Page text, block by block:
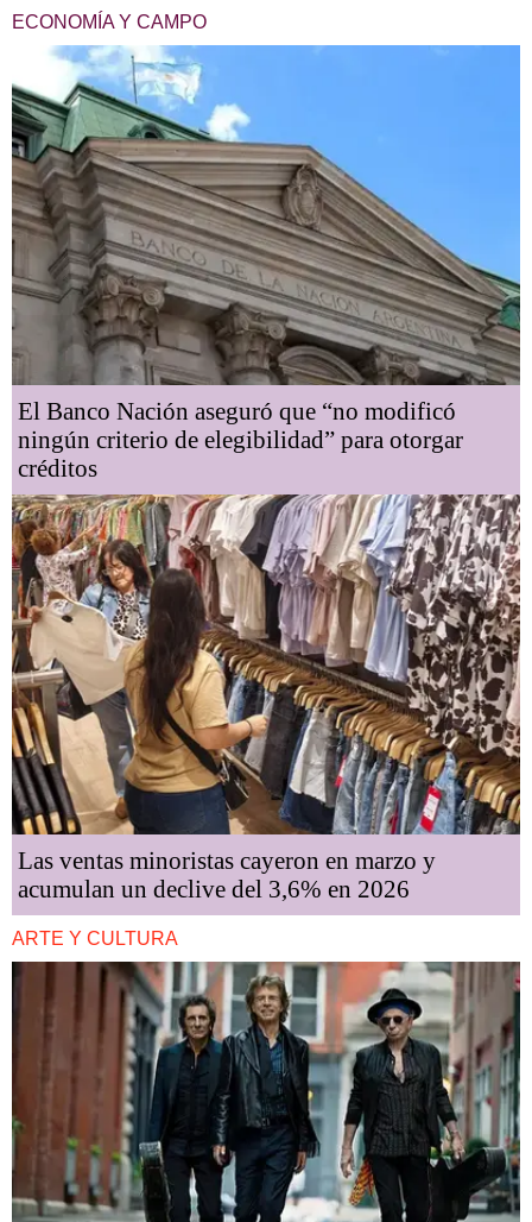
ECONOMÍA Y CAMPO
El Banco Nación aseguró que “no modificó
ningún criterio de elegibilidad” para otorgar
créditos
Las ventas minoristas cayeron en marzo y
acumulan un declive del 3,6% en 2026
ARTE Y CULTURA